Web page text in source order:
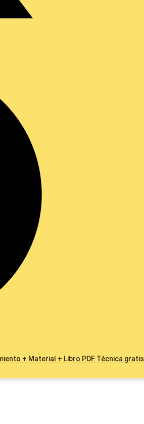
+ Material + Libro PDF Técnica gratis